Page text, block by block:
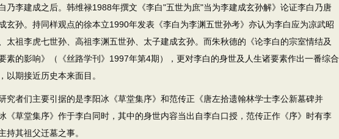
乃李建成之后。韩维禄1988年撰文《李白"五世为庶"当为李建成玄孙解》论证李白乃唐
玄孙。持同样观点的徐本立1990年发表《李白为李渊五世孙考》亦认为李白应为凉武昭
太祖李虎七世孙、高祖李渊五世孙、太子建成玄孙。而朱秋德的《论李白的宗室情结及
素的影响》（《丝路学刊》1997年第4期），更对李白的身世及人生诸要素作出一番综合
以期接近历史本来面目。
者们主要引据的是李阳冰《草堂集序》和范传正《唐左拾遗翰林学士李公新墓碑并
《草堂集序》作于李白同时，其中的身世内容当出自李白口授，范传正作《序》时有李
持其祖父迁墓之事。